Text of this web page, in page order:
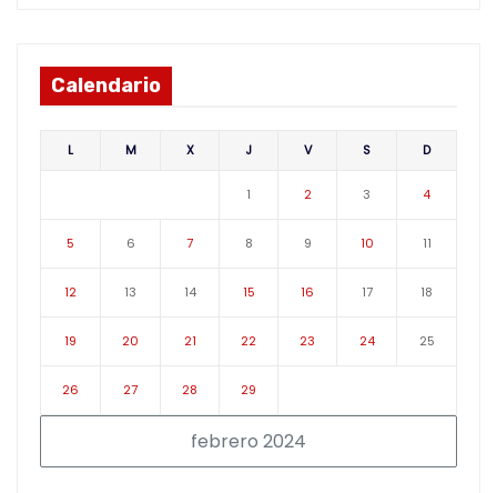
Calendario
febrero 2024
L M X J V S D
1 2 3 4
5 6 7 8 9 10 11
12 13 14 15 16 17 18
19 20 21 22 23 24 25
26 27 28 29